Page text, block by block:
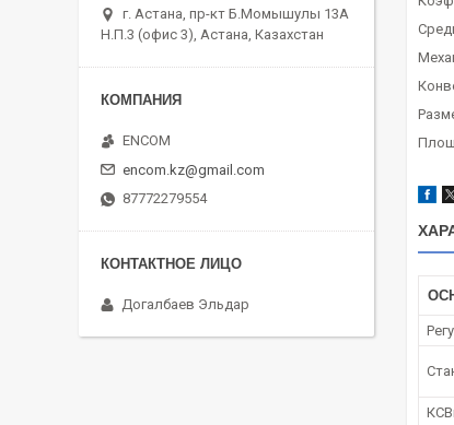
г. Астана, пр-кт Б.Момышулы 13А
Н.П.3 (офис 3), Астана, Казахстан
ENCOM
encom.kz@gmail.com
87772279554
Догалбаев Эльдар